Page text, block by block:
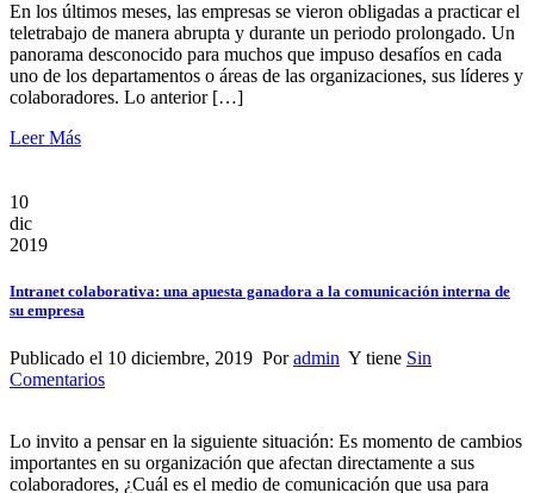
En los últimos meses, las empresas se vieron obligadas a practicar el
teletrabajo de manera abrupta y durante un periodo prolongado. Un
panorama desconocido para muchos que impuso desafíos en cada
uno de los departamentos o áreas de las organizaciones, sus líderes y
colaboradores. Lo anterior […]
Leer Más
10
dic
2019
Intranet colaborativa: una apuesta ganadora a la comunicación interna de
su empresa
Publicado el 10 diciembre, 2019 Poradmin Y tiene Sin
Comentarios
Lo invito a pensar en la siguiente situación: Es momento de cambios
importantes en su organización que afectan directamente a sus
colaboradores, ¿Cuál es el medio de comunicación que usa para